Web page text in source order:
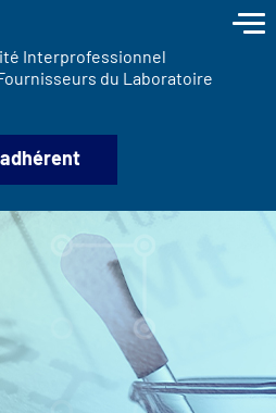
Interprofessionnel
du Laboratoire